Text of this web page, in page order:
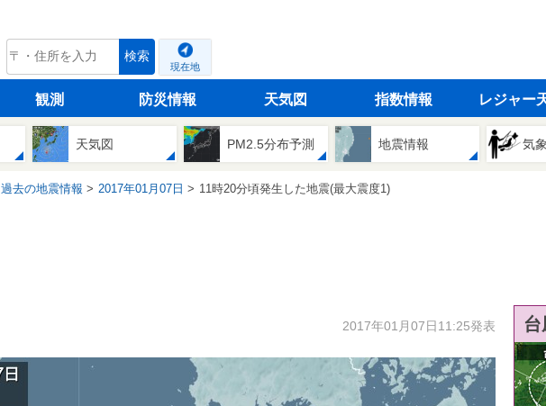
tenki.jp 検索
現在地
観測 防災情報 天気図 指数情報 レジャー
天気図 PM2.5分布予測 地震情報 気
過去の地震情報 2017年01月07日 11時20分頃発生した地震(最大震度1)
2017年01月07日11:25発表